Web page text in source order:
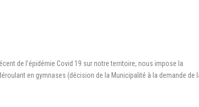
de l’épidémie Covid 19 sur notre territoire, nous impose la
en gymnases (décision de la Municipalité à la demande de